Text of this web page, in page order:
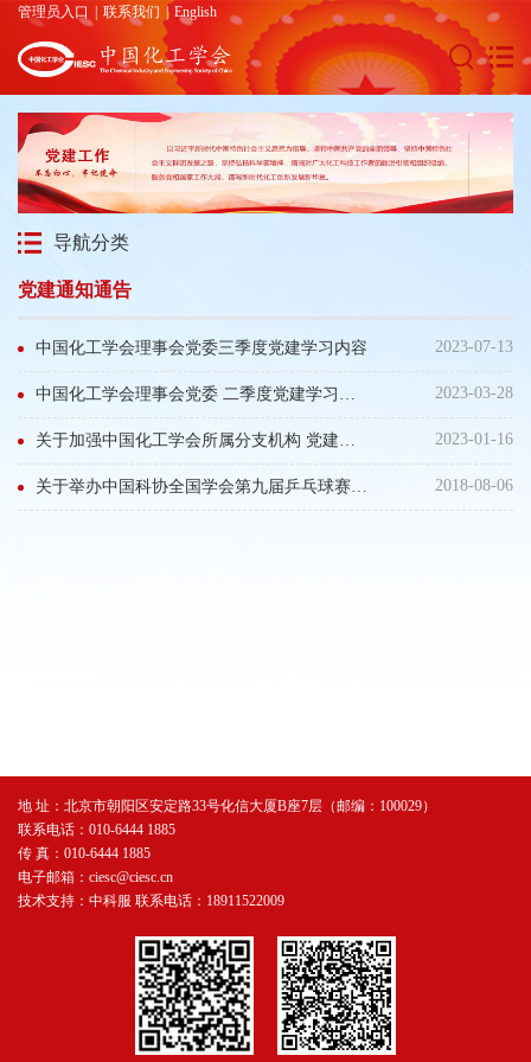
管理员入口 联系我们 | English
导航分类
党建通知通告
中国化工学会理事会党委三季度党建学习内容 2023-07-13
中国化工学会理事会党委 二季度党建学习内容 2023-03-28
关于加强中国化工学会所属分支机构 党建理论学习的通知 2023-01-16
关于举办中国科协全国学会第九届乒乓球赛的通知 2018-08-06
地 址：北京市朝阳区安定路33号化信大厦B座7层（邮编：100029）
联系电话：010-6444 1885
传 真：010-6444 1885
电子邮箱：ciesc@ciesc.cn
技术支持：中科服 联系电话：18911522009